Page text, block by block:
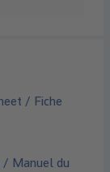
/ Fiche
/ Manuel du